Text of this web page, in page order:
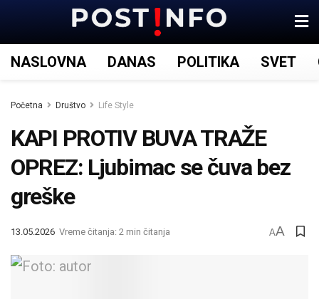
NASLOVNA DANAS POLITIKA SVET
Početna Društvo Life Style
KAPI PROTIV BUVA TRAŽE
OPREZ: Ljubimac se čuva bez
greške
13.05.2026 Vreme čitanja: 2 min čitanja AA